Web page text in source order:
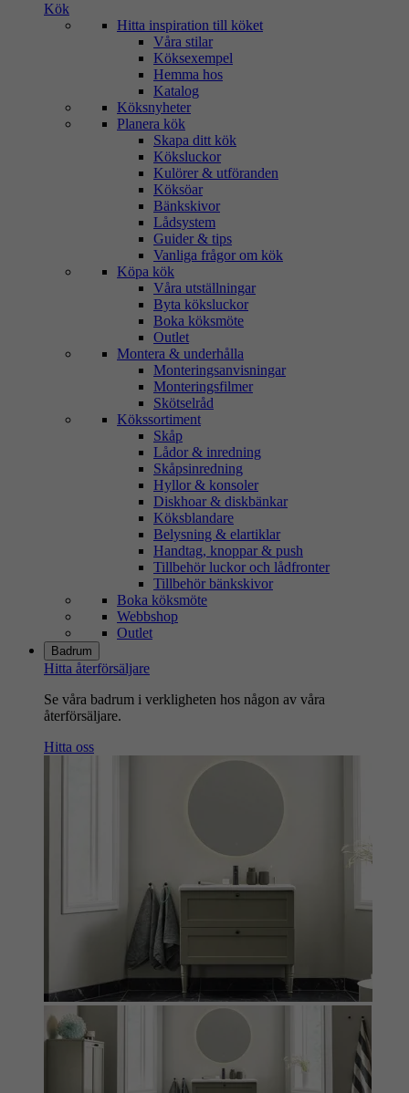
Kök
Hitta inspiration till köket
Våra stilar
Köksexempel
Hemma hos
Katalog
Köksnyheter
Planera kök
Skapa ditt kök
Köksluckor
Kulörer & utföranden
Köksöar
Bänkskivor
Lådsystem
Guider & tips
Vanliga frågor om kök
Köpa kök
Våra utställningar
Byta köksluckor
Boka köksmöte
Outlet
Montera & underhålla
Monteringsanvisningar
Monteringsfilmer
Skötselråd
Kökssortiment
Skåp
Lådor & inredning
Skåpsinredning
Hyllor & konsoler
Diskhoar & diskbänkar
Köksblandare
Belysning & elartiklar
Handtag, knoppar & push
Tillbehör luckor och lådfronter
Tillbehör bänkskivor
Boka köksmöte
Webbshop
Outlet
Badrum
Hitta återförsäljare
Se våra badrum i verkligheten hos någon av våra
återförsäljare.
Hitta oss